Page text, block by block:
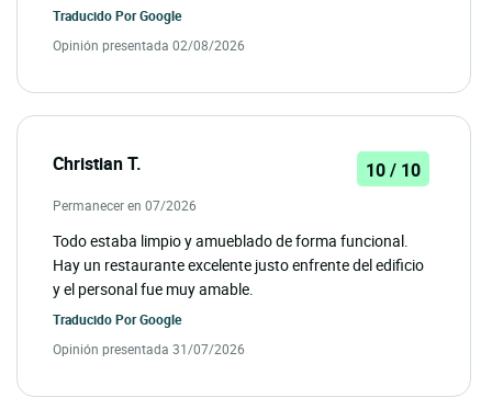
Traducido PorGoogle
Opinión presentada 02/08/2026
Christian T. 10 / 10
Permanecer en 07/2026
Todo estaba limpio y amueblado de forma funcional.
Hay un restaurante excelente justo enfrente del edificio
y el personal fue muy amable.
Traducido PorGoogle
Opinión presentada 31/07/2026